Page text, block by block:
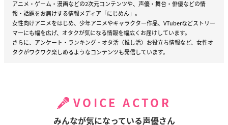
アニメ・ゲーム・漫画などの2次元コンテンツや、声優・舞台・俳優などの情
報・話題をお届けする情報メディア「にじめん」。
女性向けアニメをはじめ、少年アニメやキャラクター作品、VTuberなどストリー
マーにも幅を広げ、オタクが気になる情報を幅広くお届けしています。
さらに、アンケート・ランキング・オタ活（推し活）お役立ち情報など、女性オ
タクがワクワク楽しめるようなコンテンツも発信しています。
VOICE ACTOR
みんなが気になっている声優さん